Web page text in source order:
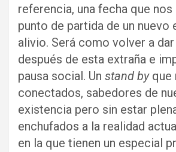
referencia, una fecha que
punto de partida de un nuevo
alivio. Será como volver a
después de esta extraña e
pausa social. Un stand by que
conectados, sabedores de
existencia pero sin estar
enchufados a la realidad
en la que tienen un especial